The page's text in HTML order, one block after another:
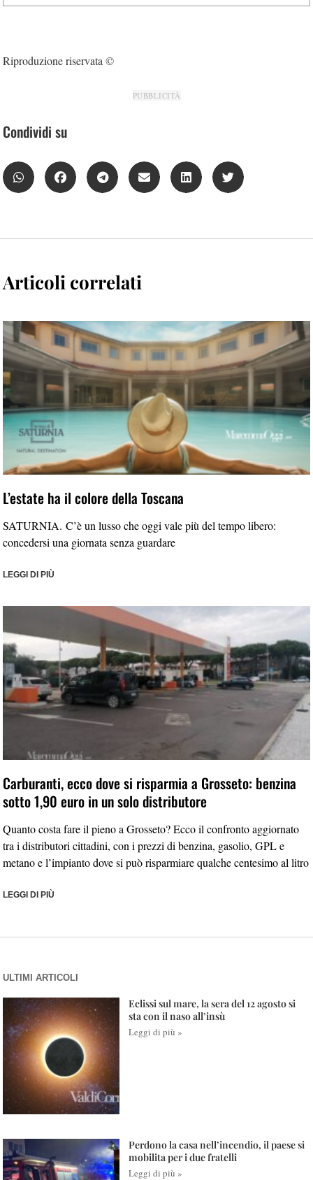
Riproduzione riservata ©
PUBBLICITÀ
Condividi su
Articoli correlati
L’estate ha il colore della Toscana
SATURNIA. C’è un lusso che oggi vale più del tempo libero:
concedersi una giornata senza guardare
LEGGI DI PIÙ
Carburanti, ecco dove si risparmia a Grosseto: benzina
sotto 1,90 euro in un solo distributore
Quanto costa fare il pieno a Grosseto? Ecco il confronto aggiornato
tra i distributori cittadini, con i prezzi di benzina, gasolio, GPL e
metano e l’impianto dove si può risparmiare qualche centesimo al litro
LEGGI DI PIÙ
ULTIMI ARTICOLI
Eclissi sul mare, la sera del 12 agosto si
sta con il naso all’insù
Leggi di più »
Perdono la casa nell’incendio, il paese si
mobilita per i due fratelli
Leggi di più »